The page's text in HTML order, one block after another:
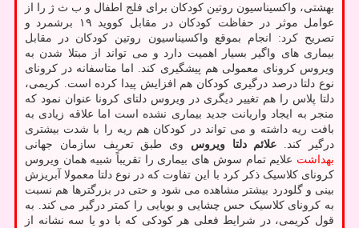
بهشتی، واکسیناسیون روتین کودکان برای فلج اطفال و ب ث ژ را از
عوامل موثر در حفاظت کودکان در مقابل کووید ۱۹ برشمرد و
تصریح کرد: انجام بموقع واکسیناسیون روتین کودکان در مقابل
بیماری های واگیر بسیار اهمیت دارد و می تواند از مبتلا شدن به
ویروس کرونای معمولی هم پیشگیری کند. اما متاسفانه در کرونای
نوع دلتا درصد درگیری کودکان هم افزایش پیدا کرده است. کریمی،
دلتا پلاس را هم تغییر دیگری در ویروس دلتای کرونا عنوان نمود که
منجر به ایجاد واریانت جدید بیماری نشده است اما علاقه زیادی به
بافت ریه داشته و می تواند در کودکان هم ریه را با شدت بیشتری
درگیر کند. علائم دلتا ویروس وی طبق تعریف سازمان جهانی
بهداشت علایم تمام سوش های بیماری را تقریباً شبیه همان ویروس
کرونای کلاسیک ذکر کرد با این تفاوت که در نوع دلتا معمولا آبریزش
بینی و گلودرد بیشتر مشاهده می شود و حتی در بزرگترها هم نسبت
به کرونای کلاسیک حس چشایی و بویایی را کمتر درگیر می کند. به
قول کریمی، در شرایط فعلی هر کودکی که با دو یا سه نشانه از